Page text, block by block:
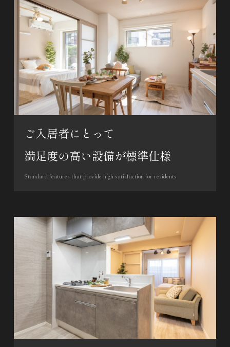
ご入居者にとって
満足度の高い設備が標準仕様
Standard features that provide high satisfaction for residents